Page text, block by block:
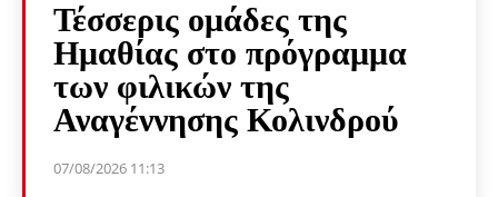
Τέσσερις ομάδες της
Ημαθίας στο πρόγραμμα
των φιλικών της
Αναγέννησης Κολινδρού
07/08/2026 11:13